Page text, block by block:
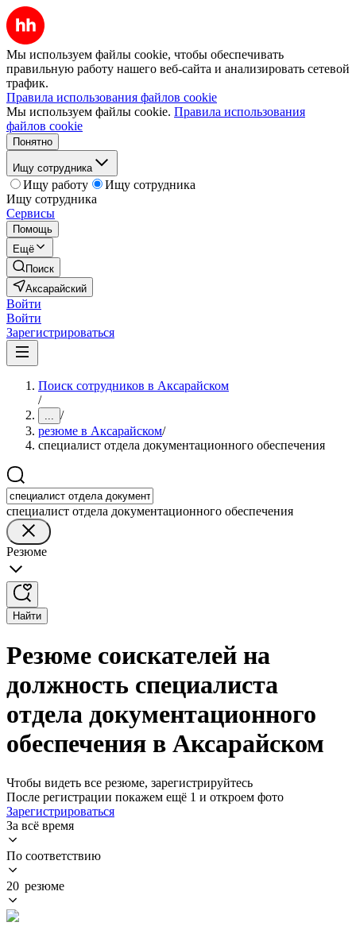
Мы используем файлы cookie, чтобы обеспечивать
правильную работу нашего веб-сайта и анализировать сетевой
трафик.
Правила использования файлов cookie
Мы используем файлы cookie. Правила использования
файлов cookie
Понятно
Ищу сотрудника
Ищу работу
Ищу сотрудника
Ищу сотрудника
Сервисы
Помощь
Ещё
Поиск
Аксарайский
Войти
Войти
Зарегистрироваться
Поиск сотрудников в Аксарайском
/
... /
резюме в Аксарайском/
специалист отдела документационного обеспечения
специалист отдела документационного обеспечения
Резюме
Найти
Резюме соискателей на
должность специалиста
отдела документационного
обеспечения в Аксарайском
Чтобы видеть все резюме, зарегистрируйтесь
После регистрации покажем ещё 1 и откроем фото
Зарегистрироваться
За всё время
По соответствию
20 резюме